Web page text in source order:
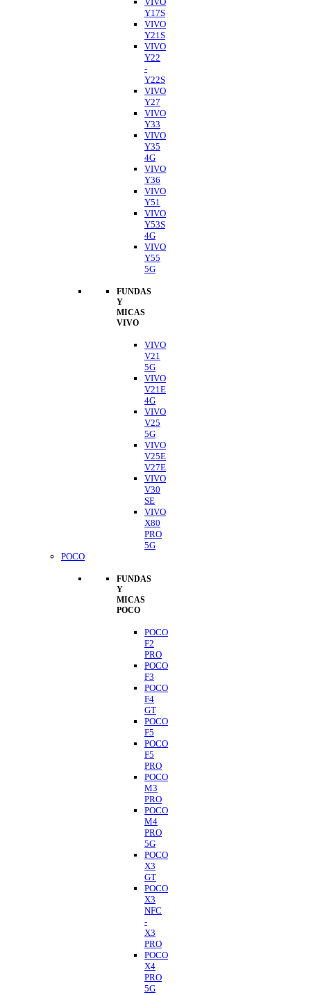
Y17S
VIVO
Y21S
VIVO
Y22
-
Y22S
VIVO
Y27
VIVO
Y33
VIVO
Y35
4G
VIVO
Y36
VIVO
Y51
VIVO
Y53S
4G
VIVO
Y55
5G
FUNDAS
Y
MICAS
VIVO
VIVO
V21
5G
VIVO
V21E
4G
VIVO
V25
5G
VIVO
V25E
V27E
VIVO
V30
SE
VIVO
X80
PRO
5G
POCO
FUNDAS
Y
MICAS
POCO
POCO
F2
PRO
POCO
F3
POCO
F4
GT
POCO
F5
POCO
F5
PRO
POCO
M3
PRO
POCO
M4
PRO
5G
POCO
X3
GT
POCO
X3
NFC
-
X3
PRO
POCO
X4
PRO
5G